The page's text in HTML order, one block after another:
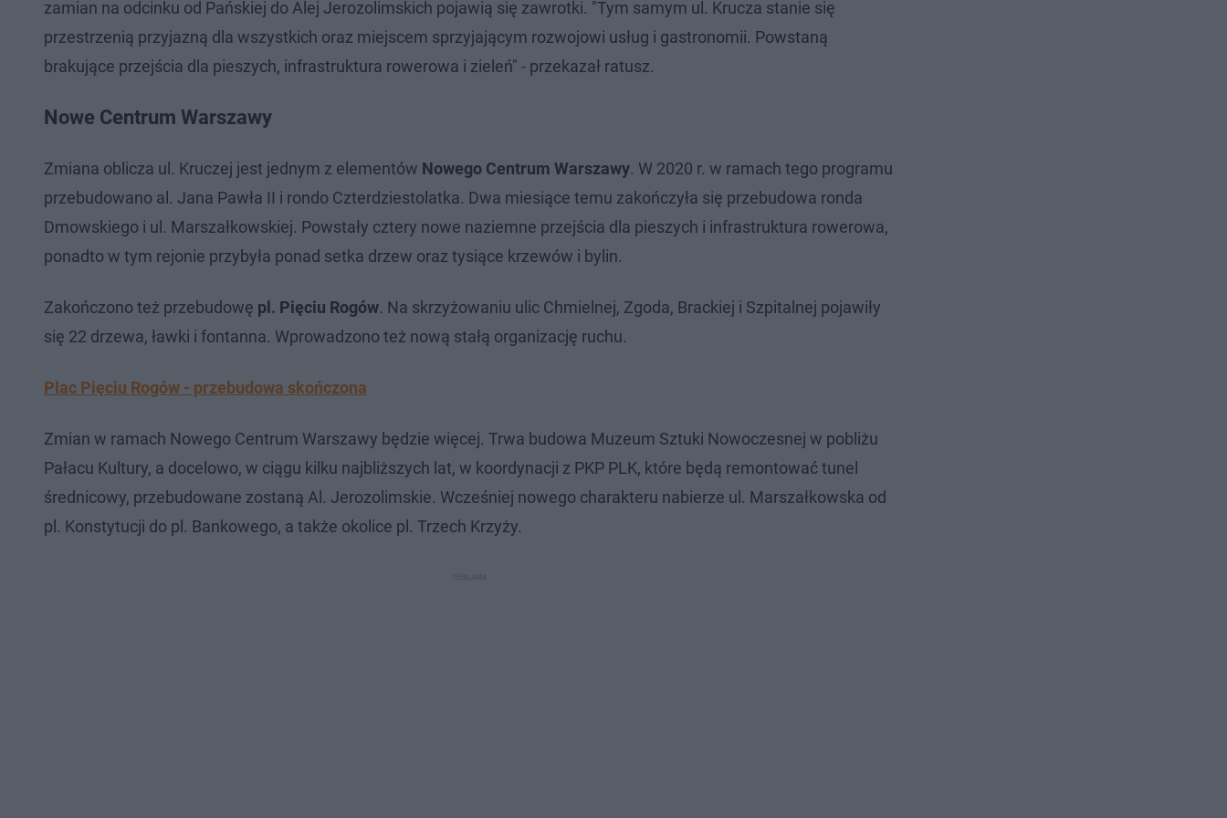
zamian na odcinku od Pańskiej do Alej Jerozolimskich pojawią się zawrotki. "Tym samym ul. Krucza stanie się
przestrzenią przyjazną dla wszystkich oraz miejscem sprzyjającym rozwojowi usług i gastronomii. Powstaną
brakujące przejścia dla pieszych, infrastruktura rowerowa i zieleń" - przekazał ratusz.
Nowe Centrum Warszawy
Zmiana oblicza ul. Kruczej jest jednym z elementów Nowego Centrum Warszawy. W 2020 r. w ramach tego programu
przebudowano al. Jana Pawła II i rondo Czterdziestolatka. Dwa miesiące temu zakończyła się przebudowa ronda
Dmowskiego i ul. Marszałkowskiej. Powstały cztery nowe naziemne przejścia dla pieszych i infrastruktura rowerowa,
ponadto w tym rejonie przybyła ponad setka drzew oraz tysiące krzewów i bylin.
Zakończono też przebudowę pl. Pięciu Rogów. Na skrzyżowaniu ulic Chmielnej, Zgoda, Brackiej i Szpitalnej pojawiły
się 22 drzewa, ławki i fontanna. Wprowadzono też nową stałą organizację ruchu.
Plac Pięciu Rogów - przebudowa skończona
Zmian w ramach Nowego Centrum Warszawy będzie więcej. Trwa budowa Muzeum Sztuki Nowoczesnej w pobliżu
Pałacu Kultury, a docelowo, w ciągu kilku najbliższych lat, w koordynacji z PKP PLK, które będą remontować tunel
średnicowy, przebudowane zostaną Al. Jerozolimskie. Wcześniej nowego charakteru nabierze ul. Marszałkowska od
pl. Konstytucji do pl. Bankowego, a także okolice pl. Trzech Krzyży.